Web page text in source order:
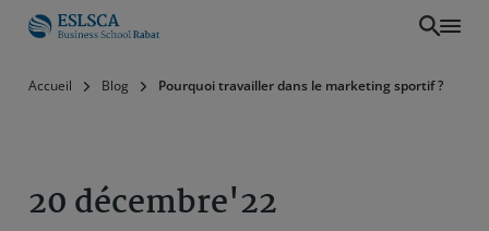
Accueil Blog Pourquoi travailler dans le marketing sportif ?
20 décembre'22